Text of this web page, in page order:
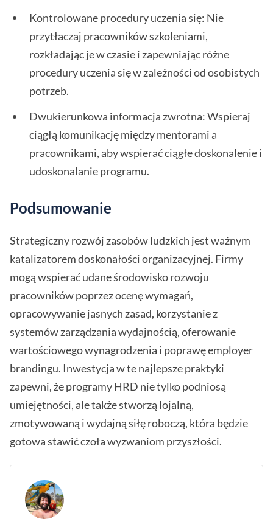
Kontrolowane procedury uczenia się: Nie
przytłaczaj pracowników szkoleniami,
rozkładając je w czasie i zapewniając różne
procedury uczenia się w zależności od osobistych
potrzeb.
Dwukierunkowa informacja zwrotna: Wspieraj
ciągłą komunikację między mentorami a
pracownikami, aby wspierać ciągłe doskonalenie i
udoskonalanie programu.
Podsumowanie
Strategiczny rozwój zasobów ludzkich jest ważnym
katalizatorem doskonałości organizacyjnej. Firmy
mogą wspierać udane środowisko rozwoju
pracowników poprzez ocenę wymagań,
opracowywanie jasnych zasad, korzystanie z
systemów zarządzania wydajnością, oferowanie
wartościowego wynagrodzenia i poprawę employer
brandingu. Inwestycja w te najlepsze praktyki
zapewni, że programy HRD nie tylko podniosą
umiejętności, ale także stworzą lojalną,
zmotywowaną i wydajną siłę roboczą, która będzie
gotowa stawić czoła wyzwaniom przyszłości.